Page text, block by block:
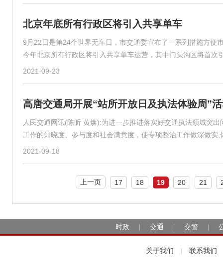
北京年底所有行政区将引入共享单车
9月22日是第24个世界无车日，市交通委宣布了一系列措施方便
今年北京所有行政区将引入共享单车运营，其中门头沟区将首次
2021-09-23
高唐交通局开展“站所开放日及执法体验周”
人民交通网讯(陈昕 黄焕):为进一步推进落实好交通执法领域突
工作的知晓度、参与度和社会满意度，使专项整治工作做深做实
2021-09-18
上一页 17 18 19 20 21
时政 交通 交警
关于我们 联系我们